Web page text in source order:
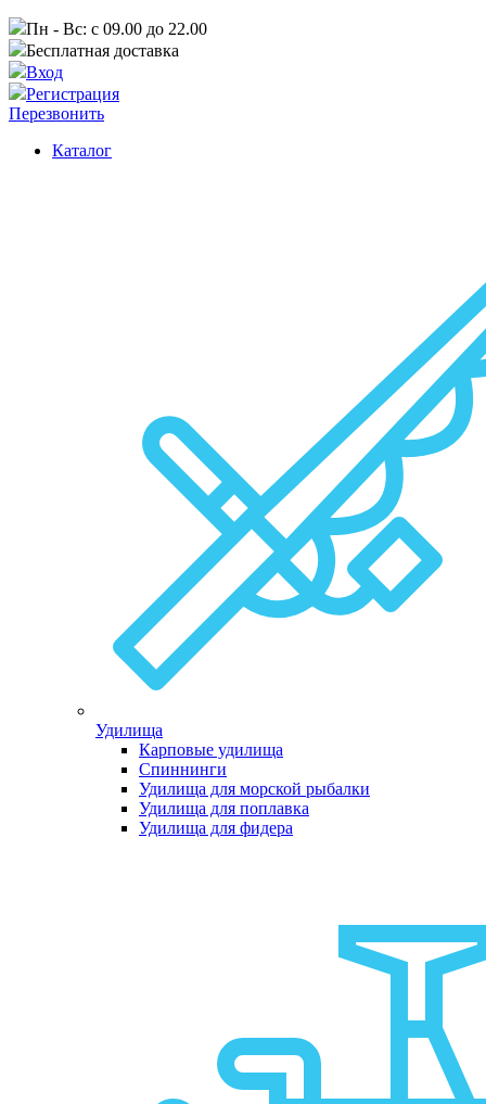
Пн - Вс: с 09.00 до 22.00
Бесплатная доставка
Вход
Регистрация
Перезвонить
Каталог
Удилища
Карповые удилища
Спиннинги
Удилища для морской рыбалки
Удилища для поплавка
Удилища для фидера